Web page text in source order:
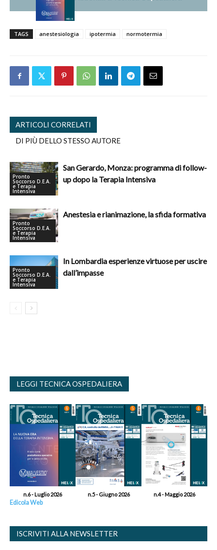
TAGS anestesiologia ipotermia normotermia
ARTICOLI CORRELATI
DI PIÙ DELLO STESSO AUTORE
Pronto
Soccorso D.E.A.
e Terapia
Intensiva
San Gerardo, Monza: programma di follow-
up dopo la Terapia Intensiva
Pronto
Soccorso D.E.A.
e Terapia
Intensiva
Anestesia e rianimazione, la sfida formativa
Pronto
Soccorso D.E.A.
e Terapia
Intensiva
In Lombardia esperienze virtuose per uscire
dall’impasse
LEGGI TECNICA OSPEDALIERA
n.6 - Luglio 2026 n.5 - Giugno 2026 n.4 - Maggio 2026
Edicola Web
ISCRIVITI ALLA NEWSLETTER